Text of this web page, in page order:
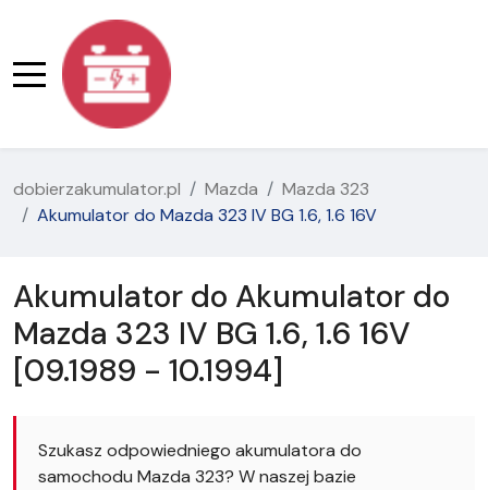
dobierzakumulator.pl Mazda
Mazda 323
Akumulator do Mazda 323 IV BG 1.6, 1.6 16V
Akumulator do Akumulator do
Mazda 323 IV BG 1.6, 1.6 16V
[09.1989 - 10.1994]
Szukasz odpowiedniego akumulatora do
samochodu Mazda 323? W naszej bazie